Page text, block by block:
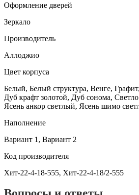
Оформление дверей
Зеркало
Производитель
Аллоджио
Цвет корпуса
Белый, Белый структура, Венге,
Дуб крафт золотой, Дуб сонома,
Ясень анкор светлый, Ясень шимо
Наполнение
Вариант 1, Вариант 2
Код производителя
Хит-22-4-18-555, Хит-22-4-18/2-555